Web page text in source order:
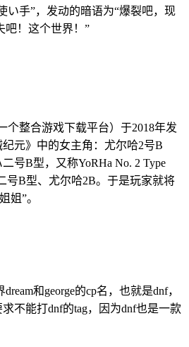
い手”，发动的暗语为“爆裂吧，现
吧！这个世界！”
个整合游戏下载平台）于2018年发
元》中的女主角：尤尔哈2号B
号B型，又称YoRHa No. 2 Type
号B型、尤尔哈2B。于是玩家就将
姐”。
和george的cp名，也就是dnf，
不能打dnf的tag，因为dnf也是一款